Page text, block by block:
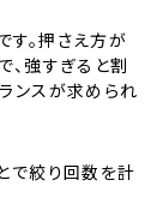
。押さえ方が
、強すぎると割
ンスが求められ
で絞り回数を計